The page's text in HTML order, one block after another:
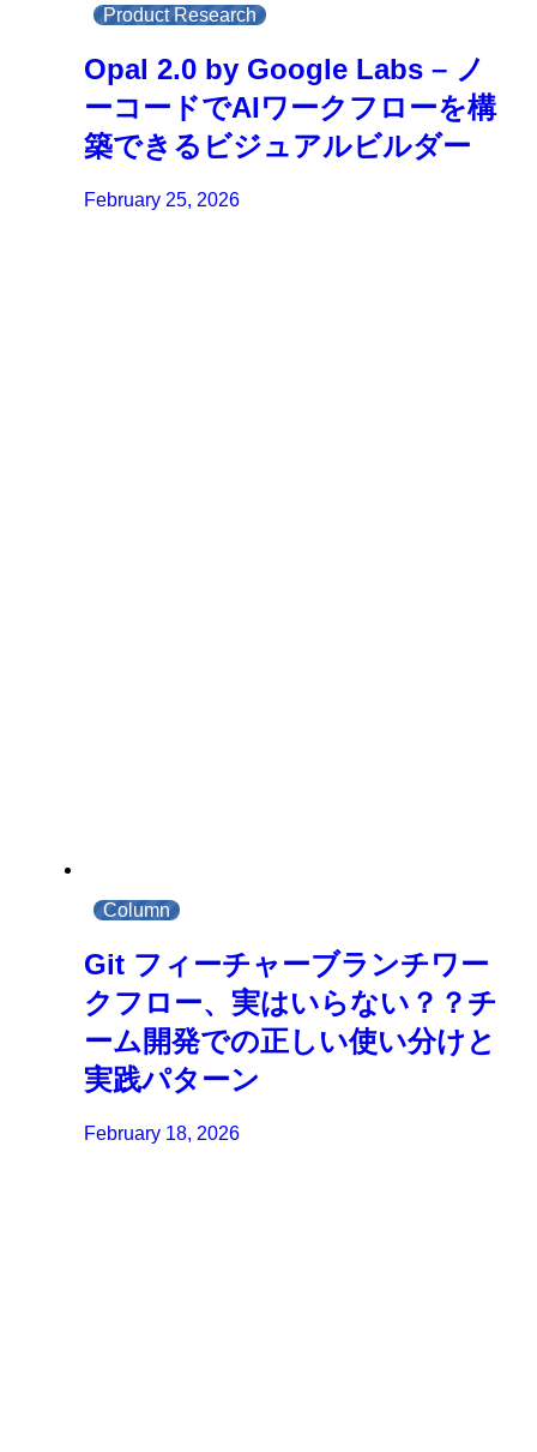
Product Research
Opal 2.0 by Google Labs – ノ
ーコードでAIワークフローを構
築できるビジュアルビルダー
February 25, 2026
Column
Git フィーチャーブランチワー
クフロー、実はいらない？？チ
ーム開発での正しい使い分けと
実践パターン
February 18, 2026